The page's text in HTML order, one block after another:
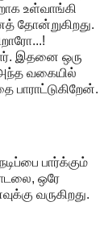
உள்வாங்கி
தோன்றுகிறது.
இதனை ஒரு
அந்த வகையில்
பாராட்டுகிறேன்.
பார்க்கும்
ஒரே
வருகிறது.